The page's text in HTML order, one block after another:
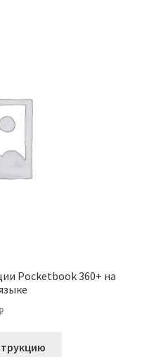
Pocketbook 360+ на